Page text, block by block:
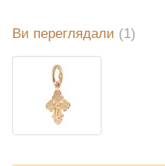
Ви переглядали (1)